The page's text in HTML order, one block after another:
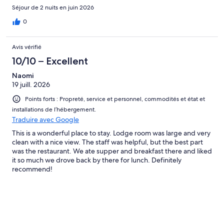
Séjour de 2 nuits en juin 2026
0
Avis vérifié
10/10 – Excellent
Naomi
19 juill. 2026
Points forts : Propreté, service et personnel, commodités et état et
installations de l’hébergement.
Traduire avec Google
This is a wonderful place to stay. Lodge room was large and very
clean with a nice view. The staff was helpful, but the best part
was the restaurant. We ate supper and breakfast there and liked
it so much we drove back by there for lunch. Definitely
recommend!